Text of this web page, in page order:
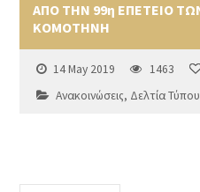
ΑΠΟ ΤΗΝ 99η ΕΠΕΤΕΙΟ
ΚΟΜΟΤΗΝΗ
14 May 2019 1463
Ανακοινώσεις, Δελτία Τύπου